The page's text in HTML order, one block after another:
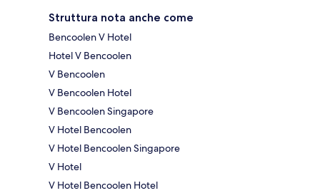
Struttura nota anche come
Bencoolen V Hotel
Hotel V Bencoolen
V Bencoolen
V Bencoolen Hotel
V Bencoolen Singapore
V Hotel Bencoolen
V Hotel Bencoolen Singapore
V Hotel
V Hotel Bencoolen Hotel